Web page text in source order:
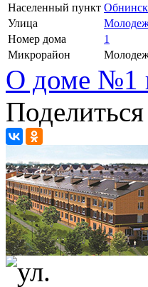
Населенный пункт Обнинск
Улица
Номер дома
1
Микрорайон
О доме №1